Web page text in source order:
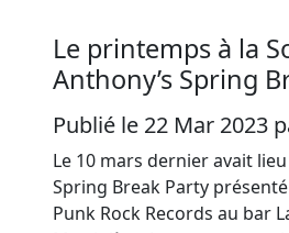
Le printemps à la
Anthony’s Spring
Publié le 22 Mar 2023
Le 10 mars dernier avait lieu
Spring Break Party
Punk Rock Records au bar